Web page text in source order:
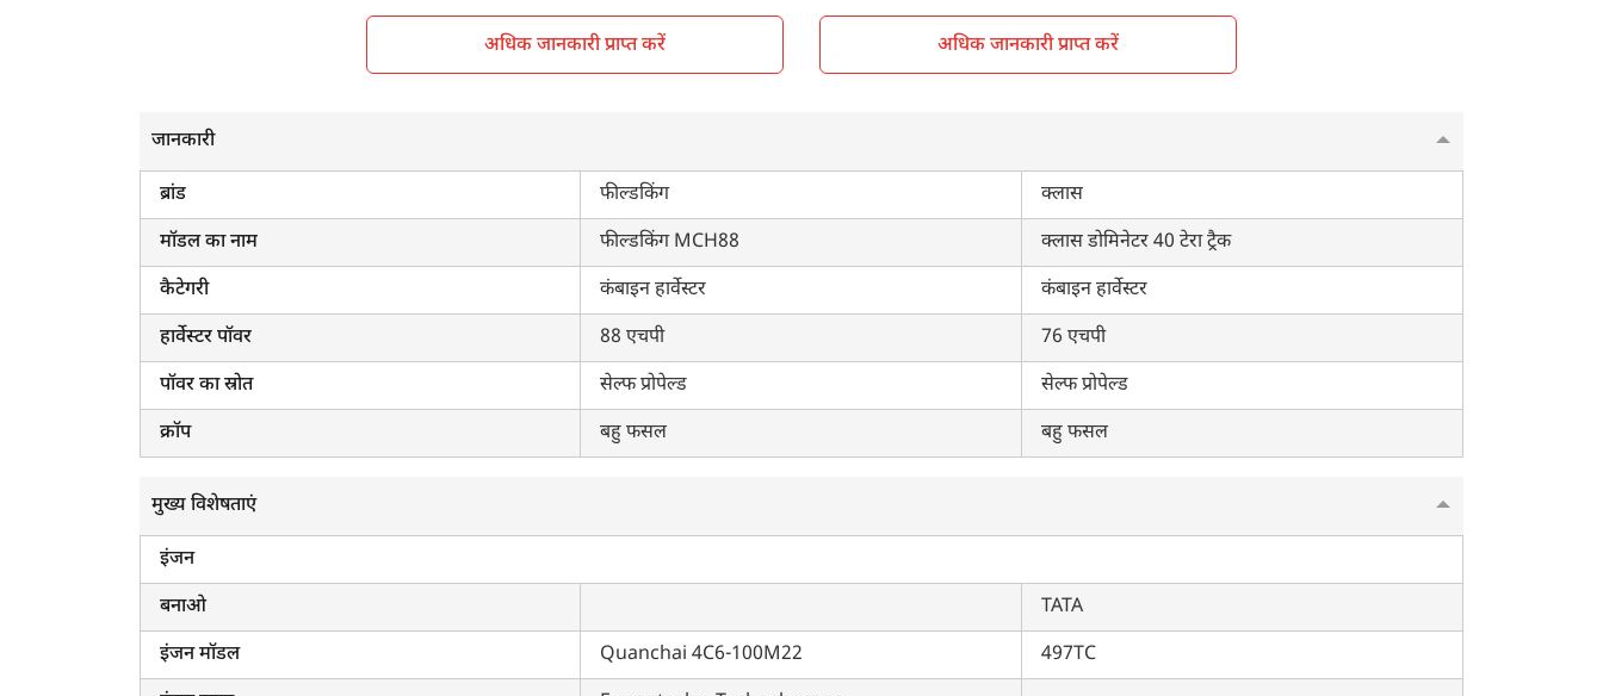
अधिक जानकारी प्राप्त करें अधिक जानकारी प्राप्त करें
जानकारी
ब्रांड फील्डकिंग
क्लास
मॉडल का नाम
फील्डकिंग MCH88
क्लास डोमिनेटर 40 टेरा ट्रैक
कैटेगरी
कंबाइन हार्वेस्टर
कंबाइन हार्वेस्टर
हार्वेस्टर पॉवर
88 एचपी
76 एचपी
पॉवर का स्रोत
सेल्फ प्रोपेल्ड
सेल्फ प्रोपेल्ड
क्रॉप
बहु फसल बहु फसल
मुख्य विशेषताएं
इंजन
बनाओ
TATA
इंजन मॉडल
Quanchai 4C6-100M22
497TC